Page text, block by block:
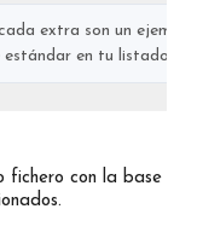
extra son un
estándar en tu listado
fichero con la base